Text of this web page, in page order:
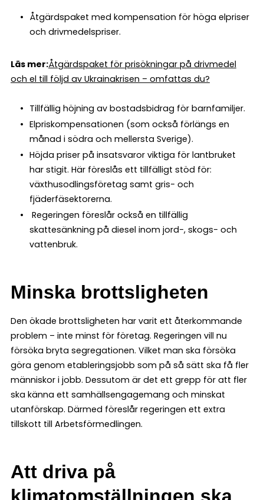
Åtgärdspaket med kompensation för höga elpriser
och drivmedelspriser.
Läs mer:Åtgärdspaket för prisökningar på drivmedel
och el till följd av Ukrainakrisen – omfattas du?
Tillfällig höjning av bostadsbidrag för barnfamiljer.
Elpriskompensationen (som också förlängs en
månad i södra och mellersta Sverige).
Höjda priser på insatsvaror viktiga för lantbruket
har stigit. Här föreslås ett tillfälligt stöd för:
växthusodlingsföretag samt gris- och
fjäderfäsektorerna.
Regeringen föreslår också en tillfällig
skattesänkning på diesel inom jord-, skogs- och
vattenbruk.
Minska brottsligheten
Den ökade brottsligheten har varit ett återkommande
problem – inte minst för företag. Regeringen vill nu
försöka bryta segregationen. Vilket man ska försöka
göra genom etableringsjobb som på så sätt ska få fler
människor i jobb. Dessutom är det ett grepp för att fler
ska känna ett samhällsengagemang och minskat
utanförskap. Därmed föreslår regeringen ett extra
tillskott till Arbetsförmedlingen.
Att driva på